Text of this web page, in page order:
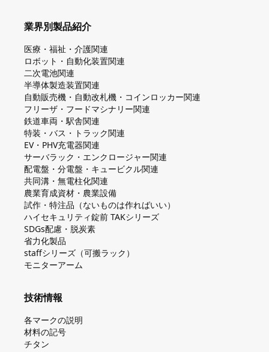
業界別製品紹介
医療・福祉・介護関連
ロボット・自動化装置関連
二次電池関連
半導体製造装置関連
自動販売機・自動改札機・コインロッカー関連
フリーザ・フードマシナリー関連
鉄道車両・駅舎関連
特装・バス・トラック関連
EV・PHV充電器関連
サーバラック・エンクロージャー関連
配電盤・分電盤・キュービクル関連
共同溝・無電柱化関連
農業育成資材・農業設備
試作・特注品（ないものは作ればいい）
ハイセキュリティ錠前 TAKシリーズ
SDGs配慮・脱炭素
省力化製品
staffシリーズ（可搬ラック）
モニターアーム
技術情報
各マークの説明
材料の記号
チタン